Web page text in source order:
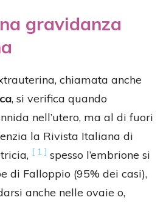
gravidanza
chiamata anche
, si verifica quando
nell’utero, ma al di fuori
la Rivista Italiana di
[ 1 ] spesso l’embrione si
di Falloppio (95% dei casi),
anche nelle ovaie o,